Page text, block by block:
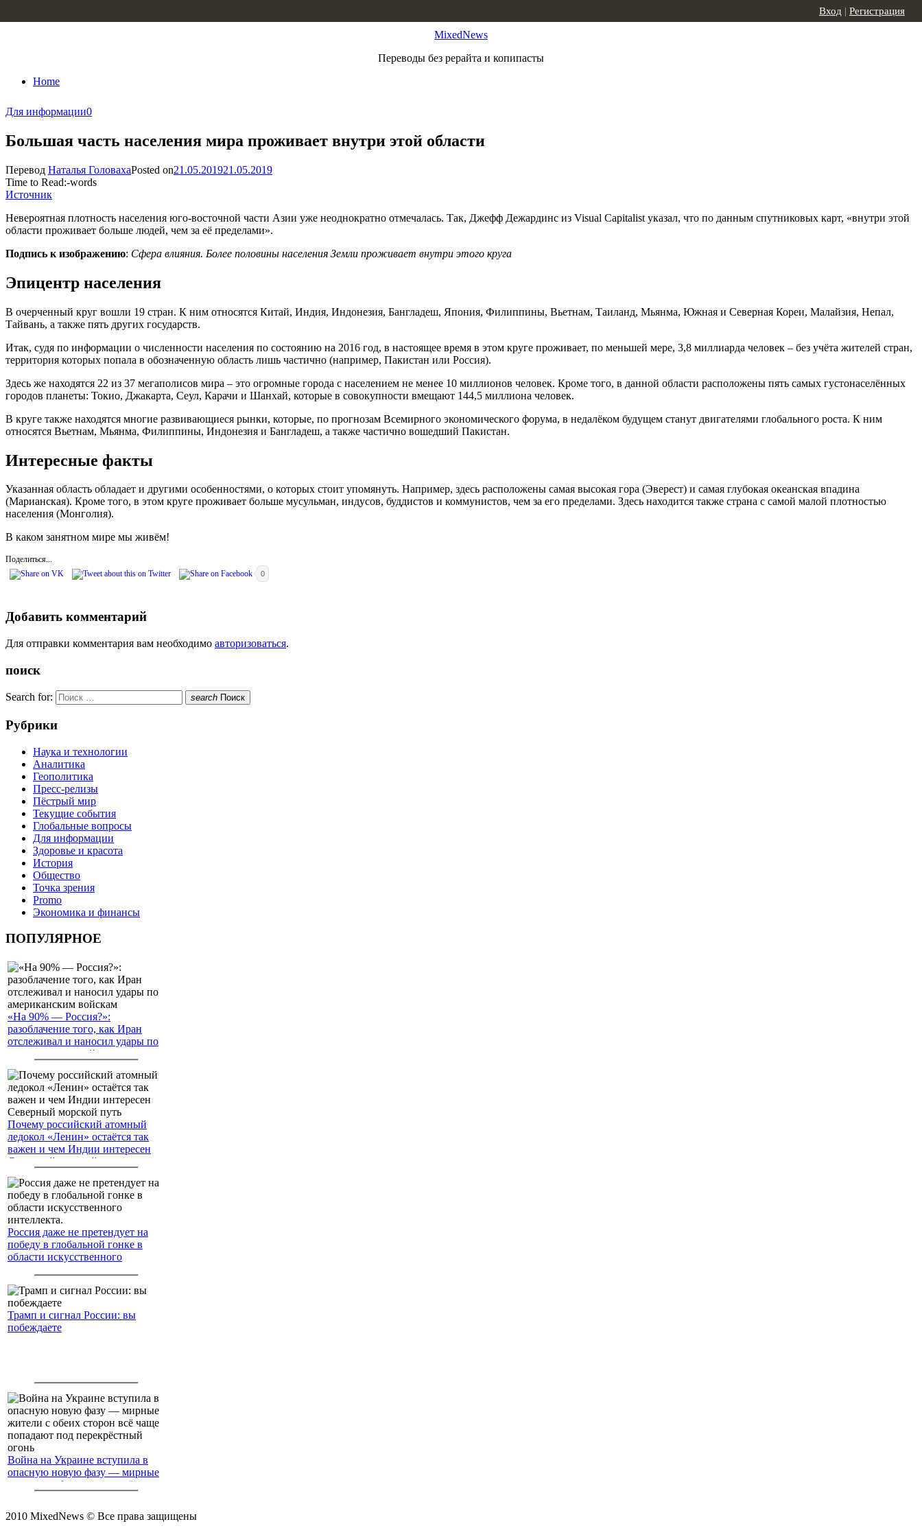
MixedNews
Переводы без рерайта и копипасты
Home
Вход | Регистрация
Для информации0
Большая часть населения мира проживает внутри этой области
Перевод Наталья ГоловахаPosted on21.05.201921.05.2019
Time to Read:-words
Источник
Невероятная плотность населения юго-восточной части Азии уже неоднократно отмечалась. Так, Джефф Дежардинс из Visual Capitalist указал, что по данным спутниковых карт, «внутри этой
области проживает больше людей, чем за её пределами».
Подпись к изображению: Сфера влияния. Более половины населения Земли проживает внутри этого круга
Эпицентр населения
В очерченный круг вошли 19 стран. К ним относятся Китай, Индия, Индонезия, Бангладеш, Япония, Филиппины, Вьетнам, Таиланд, Мьянма, Южная и Северная Кореи, Малайзия, Непал,
Тайвань, а также пять других государств.
Итак, судя по информации о численности населения по состоянию на 2016 год, в настоящее время в этом круге проживает, по меньшей мере, 3,8 миллиарда человек – без учёта жителей стран,
территория которых попала в обозначенную область лишь частично (например, Пакистан или Россия).
Здесь же находятся 22 из 37 мегаполисов мира – это огромные города с населением не менее 10 миллионов человек. Кроме того, в данной области расположены пять самых густонаселённых
городов планеты: Токио, Джакарта, Сеул, Карачи и Шанхай, которые в совокупности вмещают 144,5 миллиона человек.
В круге также находятся многие развивающиеся рынки, которые, по прогнозам Всемирного экономического форума, в недалёком будущем станут двигателями глобального роста. К ним
относятся Вьетнам, Мьянма, Филиппины, Индонезия и Бангладеш, а также частично вошедший Пакистан.
Интересные факты
Указанная область обладает и другими особенностями, о которых стоит упомянуть. Например, здесь расположены самая высокая гора (Эверест) и самая глубокая океанская впадина
(Марианская). Кроме того, в этом круге проживает больше мусульман, индусов, буддистов и коммунистов, чем за его пределами. Здесь находится также страна с самой малой плотностью
населения (Монголия).
В каком занятном мире мы живём!
Поделиться...
0
Добавить комментарий
Для отправки комментария вам необходимо авторизоваться.
поиск
Search for: search Поиск
Рубрики
Наука и технологии
Аналитика
Геополитика
Пресс-релизы
Пёстрый мир
Текущие события
Глобальные вопросы
Для информации
Здоровье и красота
История
Общество
Точка зрения
Promo
Экономика и финансы
ПОПУЛЯРНОЕ
«На 90% — Россия?»:
разоблачение того, как Иран
отслеживал и наносил удары по
американским войскам
Почему российский атомный
ледокол «Ленин» остаётся так
важен и чем Индии интересен
Северный морской путь
Россия даже не претендует на
победу в глобальной гонке в
области искусственного
Трамп и сигнал России: вы
побеждаете
Война на Украине вступила в
опасную новую фазу — мирные
жители с обеих сторон всё чаще
2010 MixedNews © Все права защищены